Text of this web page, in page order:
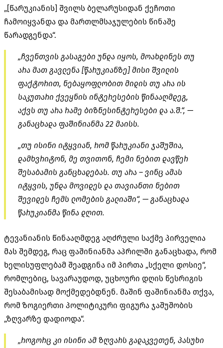
„[წარუკიანის] შვილს ბელარუსიდან ქეჩოთი
ჩამოიყვანდა და მართლმსაჯულების წინაშე
წარადგენდა“.
„ჩვენთვის გასაგები უნდა იყოს, მოახდინეს თუ
არა მათ გავლენა [წარუკიანზე] მისი შვილის
ფაქტორით, ნებაყოფლობით მიდის თუ არა ის
საკუთარი ქვეყნის ინტერესების წინააღმდეგ,
აქვს თუ არა რამე ბიზნესინტერესები და ა.შ.“, —
განაცხადა ფაშინიანმა 22 მაისს.
„თუ ისინი იტყვიან, რომ წარუკიანი ჯაშუშია,
დამხვრიტონ, მე თვითონ, ჩემი ნებით დავწერ
შესაბამის განცხადებას. თუ არა – ვინც ამას
იტყვის, უნდა მოვიდეს და თავიანთი ნებით
შევიდეს ჩემს ლომების გალიაში“, — განაცხადა
წარუკიანმა წინა დღით.
ტევანიანის წინააღმდეგ აღძრული საქმე პირველია
მას შემდეგ, რაც ფაშინიანმა აპრილში განაცხადა, რომ
ხელისუფლებამ შეადგინა იმ პირთა „სქელი დოსიე“,
რომლებიც, სავარაუდოდ, უცხოური დღის წესრიგის
შესაბამისად მოქმედებდნენ. მაშინ ფაშინიანმა თქვა,
რომ ზოგიერთი პოლიტიკური ფიგურა ჯაშუშობის
„ზღვარზე დადიოდა“.
„როგორც კი ისინი ამ ზღვარს გადაკვეთენ, პასუხი